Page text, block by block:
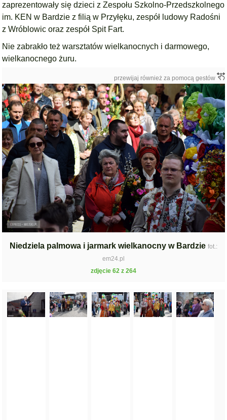
zaprezentowały się dzieci z Zespołu Szkolno-Przedszkolnego
im. KEN w Bardzie z filią w Przyłęku, zespół ludowy Radośni
z Wróblowic oraz zespół Spit Fart.
Nie zabrakło też warsztatów wielkanocnych i darmowego,
wielkanocnego żuru.
przewijaj również za pomocą gestów
Niedziela palmowa i jarmark wielkanocny w Bardzie fot.:
em24.pl
zdjęcie 62 z 264